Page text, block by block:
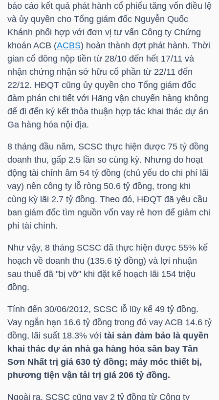
báo cáo kết quả phát hành cổ phiếu tăng vốn điều lệ
và ủy quyền cho Tổng giám đốc Nguyễn Quốc
Khánh phối hợp với đơn vị tư vấn Công ty Chứng
khoán ACB (ACBS) hoàn thành đợt phát hành. Thời
gian cổ đông nộp tiền từ 28/10 đến hết 17/11 và
nhận chứng nhận sở hữu cổ phần từ 22/11 đến
22/12. HĐQT cũng ủy quyền cho Tổng giám đốc
đàm phán chi tiết với Hãng vận chuyển hàng không
để đi đến ký kết thỏa thuận hợp tác khai thác dự án
Ga hàng hóa nội địa.
8 tháng đầu năm, SCSC thực hiện được 75 tỷ đồng
doanh thu, gấp 2.5 lần so cùng kỳ. Nhưng do hoạt
động tài chính âm 54 tỷ đồng (chủ yếu do chi phí lãi
vay) nên công ty lỗ ròng 50.6 tỷ đồng, trong khi
cùng kỳ lãi 2.7 tỷ đồng. Theo đó, HĐQT đã yêu cầu
ban giám đốc tìm nguồn vốn vay rẻ hơn để giảm chi
phí tài chính.
Như vậy, 8 tháng SCSC đã thực hiện được 55% kế
hoạch về doanh thu (135.6 tỷ đồng) và lợi nhuận
sau thuế đã "bị vỡ" khi đặt kế hoạch lãi 154 triệu
đồng.
Tính đến 30/06/2012, SCSC lỗ lũy kế 49 tỷ đồng.
Vay ngắn hạn 16.6 tỷ đồng trong đó vay ACB 14.6 tỷ
đồng, lãi suất 18.3% với tài sản đảm bảo là quyền
khai thác dự án nhà ga hàng hóa sân bay Tân
Sơn Nhất trị giá 630 tỷ đồng; máy móc thiết bị,
phương tiện vận tải trị giá 206 tỷ đồng.
Ngoài ra, SCSC cũng vay 2 tỷ đồng từ Công ty
PHÁI
SINH
TRÁI
PHIẾU
CỤ
ĐẦU
TƯ
TRUY
DỮ
LIỆU
Ngành
VS-
SECTOR